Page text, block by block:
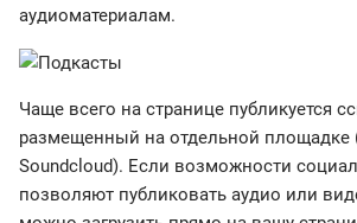
аудиоматериалам.
Чаще всего на странице публикуется
размещенный на отдельной площадке
Soundcloud). Если возможности
позволяют публиковать аудио или